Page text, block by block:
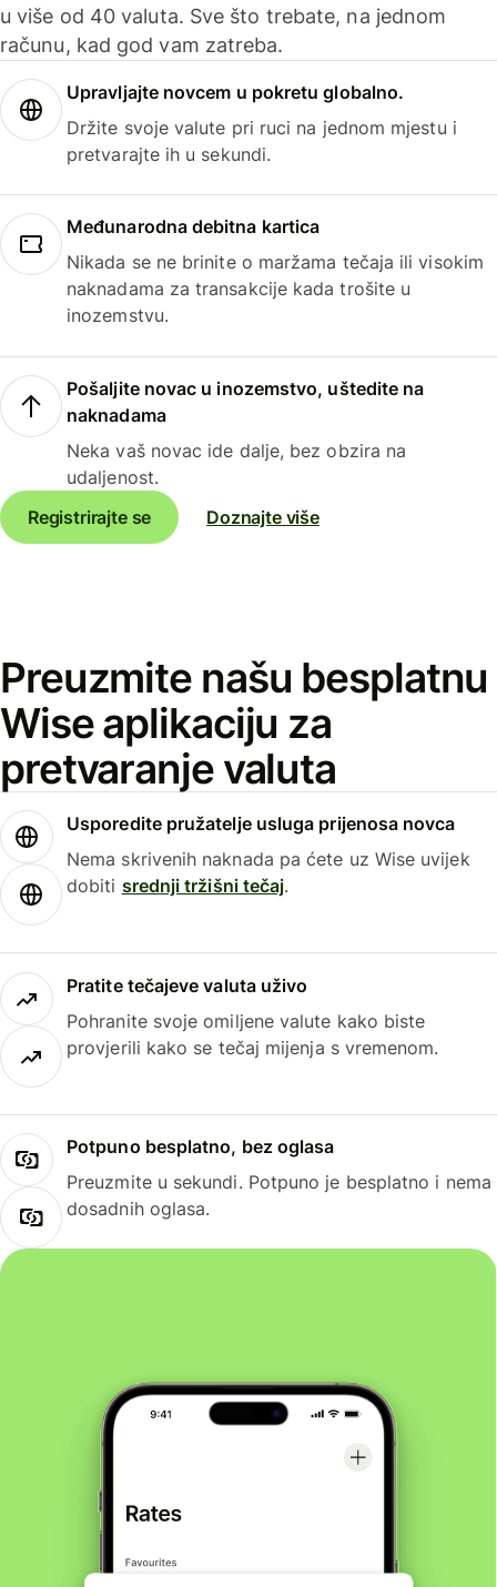
u više od 40 valuta. Sve što trebate, na jednom
računu, kad god vam zatreba.
Upravljajte novcem u pokretu globalno.
Držite svoje valute pri ruci na jednom mjestu i
pretvarajte ih u sekundi.
Međunarodna debitna kartica
Nikada se ne brinite o maržama tečaja ili visokim
naknadama za transakcije kada trošite u
inozemstvu.
Pošaljite novac u inozemstvo, uštedite na
naknadama
Neka vaš novac ide dalje, bez obzira na
udaljenost.
Registrirajte se
Doznajte više
Preuzmite našu besplatnu
Wise aplikaciju za
pretvaranje valuta
Usporedite pružatelje usluga prijenosa novca
Nema skrivenih naknada pa ćete uz Wise uvijek
dobiti srednji tržišni tečaj.
Pratite tečajeve valuta uživo
Pohranite svoje omiljene valute kako biste
provjerili kako se tečaj mijenja s vremenom.
Potpuno besplatno, bez oglasa
Preuzmite u sekundi. Potpuno je besplatno i nema
dosadnih oglasa.